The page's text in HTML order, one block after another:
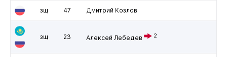
зщ 47 Дмитрий Козлов
зщ 23 Алексей Лебедев 2